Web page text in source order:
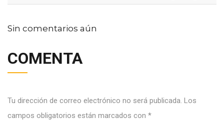
Sin comentarios aún
COMENTA
Tu dirección de correo electrónico no será publicada. Los
campos obligatorios están marcados con *